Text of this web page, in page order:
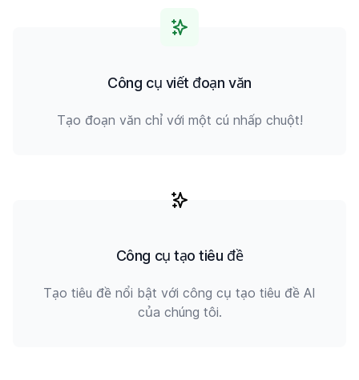
Công cụ viết đoạn văn
Tạo đoạn văn chỉ với một cú nhấp chuột!
Công cụ tạo tiêu đề
Tạo tiêu đề nổi bật với công cụ tạo tiêu đề AI
của chúng tôi.